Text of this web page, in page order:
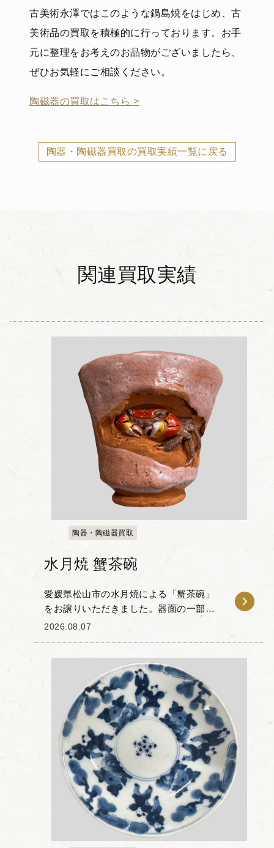
古美術永澤ではこのような鍋島焼をはじめ、古
美術品の買取を積極的に行っております。お手
元に整理をお考えのお品物がございましたら、
ぜひお気軽にご相談ください。
陶磁器の買取はこちら >
陶器・陶磁器買取の買取実績一覧に戻る
関連買取実績
陶器・陶磁器買取
水月焼 蟹茶碗
愛媛県松山市の水月焼による「蟹茶碗」
をお譲りいただきました。器面の一部を
削り取った造形の中に、繊細な蟹の立体
知られ、甲羅の色...
2026.08.07